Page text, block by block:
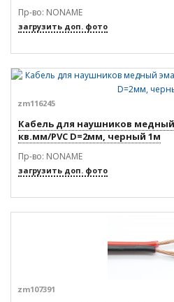
Пр-во: NONAME
загрузить доп. фото
zm116245
Кабель для наушников
кв.мм/PVC D=2мм, черный 1м
Пр-во: NONAME
загрузить доп. фото
zm107391